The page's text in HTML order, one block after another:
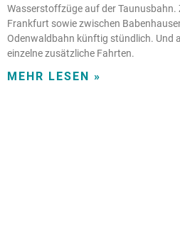
Wasserstoffzüge auf der Taunusbahn.
Frankfurt sowie zwischen
Odenwaldbahn künftig stündlich. Und
einzelne zusätzliche Fahrten.
MEHR LESEN »